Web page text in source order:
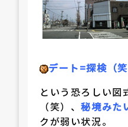
デート=探検（笑
という恐ろしい
（笑）、秘境みた
クが弱い状況。